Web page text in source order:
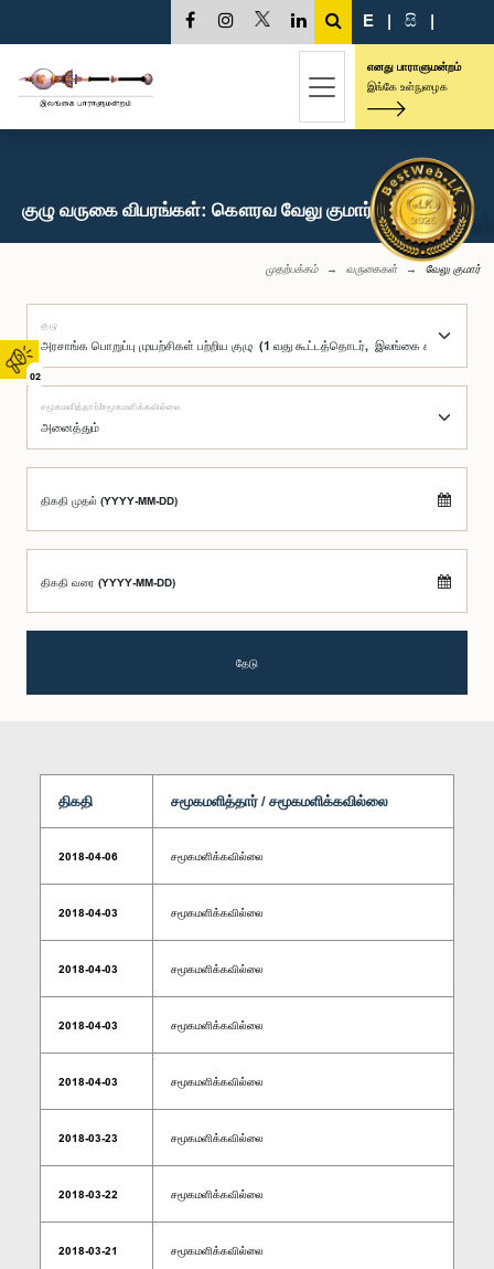
02
E | සි |
எனது பாராளுமன்றம்
இங்கே உள்நுழைக
குழு வருகை விபரங்கள்: கௌரவ வேலு குமார், பா.உ.
முதற்பக்கம் வருகைகள் வேலு குமார்
குழு
சமூகமளித்தார்/சமூகமளிக்கவில்லை
திகதி முதல் (YYYY-MM-DD)
திகதி வரை (YYYY-MM-DD)
தேடு
திகதி சமூகமளித்தார் / சமூகமளிக்கவில்லை
2018-04-06 சமூகமளிக்கவில்லை
2018-04-03 சமூகமளிக்கவில்லை
2018-04-03 சமூகமளிக்கவில்லை
2018-04-03 சமூகமளிக்கவில்லை
2018-04-03 சமூகமளிக்கவில்லை
2018-03-23 சமூகமளிக்கவில்லை
2018-03-22 சமூகமளிக்கவில்லை
2018-03-21 சமூகமளிக்கவில்லை